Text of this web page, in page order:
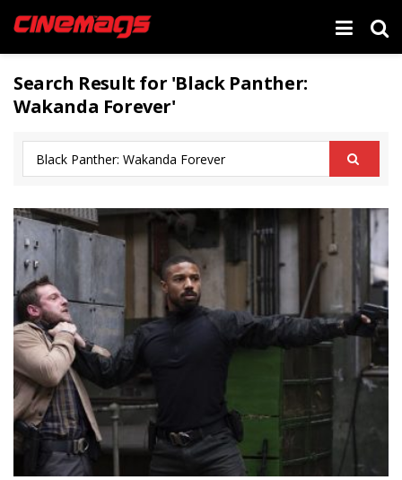
Search Result for 'Black Panther:
Wakanda Forever'